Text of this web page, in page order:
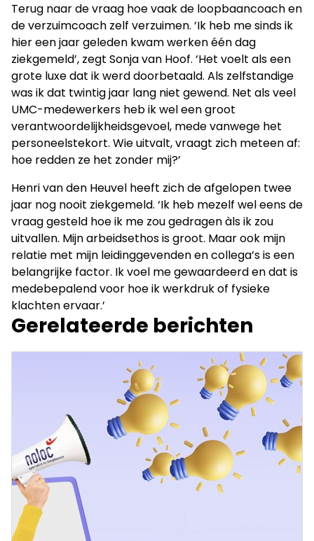
Terug naar de vraag hoe vaak de loopbaancoach en
de verzuimcoach zelf verzuimen. ’Ik heb me sinds ik
hier een jaar geleden kwam werken één dag
ziekgemeld’, zegt Sonja van Hoof. ‘Het voelt als een
grote luxe dat ik werd doorbetaald. Als zelfstandige
was ik dat twintig jaar lang niet gewend. Net als veel
UMC-medewerkers heb ik wel een groot
verantwoordelijkheidsgevoel, mede vanwege het
personeelstekort. Wie uitvalt, vraagt zich meteen af:
hoe redden ze het zonder mij?’
Henri van den Heuvel heeft zich de afgelopen twee
jaar nog nooit ziekgemeld. ‘Ik heb mezelf wel eens de
vraag gesteld hoe ik me zou gedragen àls ik zou
uitvallen. Mijn arbeidsethos is groot. Maar ook mijn
relatie met mijn leidinggevenden en collega’s is een
belangrijke factor. Ik voel me gewaardeerd en dat is
medebepalend voor hoe ik werkdruk of fysieke
klachten ervaar.’
Gerelateerde berichten